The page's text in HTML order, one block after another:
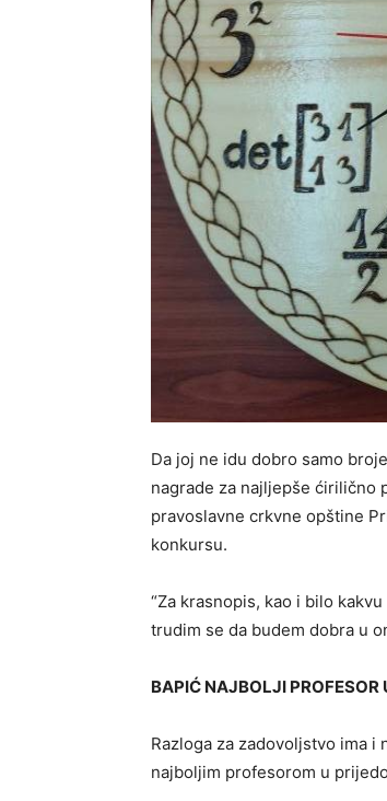
Da joj ne idu dobro samo
nagrade za najlјepše
pravoslavne crkvne opštine
konkursu.
“Za krasnopis, kao i bilo
trudim se da budem dobra u
BAPIĆ NAJBOLJI
Razloga za zadovolјstvo ima
najbolјim profesorom u